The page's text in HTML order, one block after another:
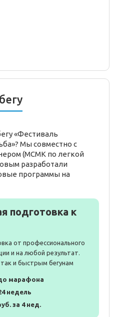
«Фестиваль
Мы совместно с
(МСМК по легкой
разработали
программы на
подготовка к
от профессионального
и на любой результат.
и быстрым бегунам
марафона
недель
за 4 нед.